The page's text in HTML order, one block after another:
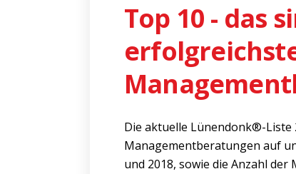
Top 10 - das
Die aktuelle Lünendonk®-Liste
Managementberatungen auf
und 2018, sowie die Anzahl